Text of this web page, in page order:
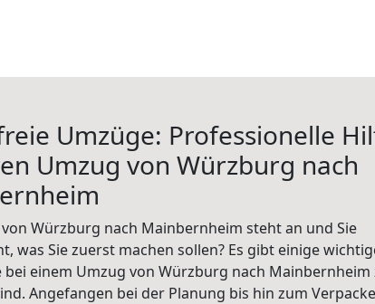
Umzüge: Professionelle
Umzug von Würzburg nach
Würzburg nach Mainbernheim steht an und Sie
was Sie zuerst machen sollen? Es gibt einige
bei einem Umzug von Würzburg nach Mainbernheim
Angefangen bei der Planung bis hin zum